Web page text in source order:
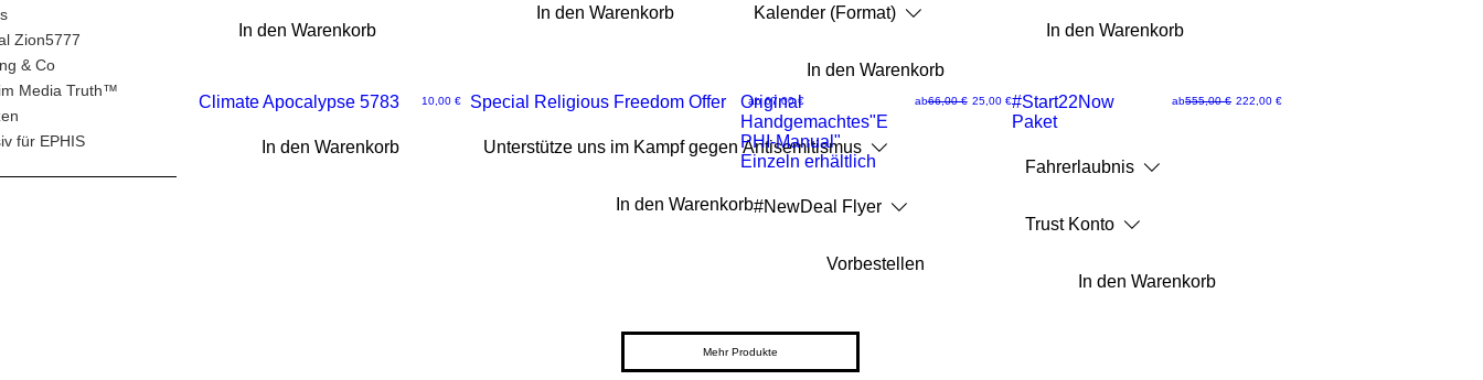
Zion5777
& Co
Media Truth™
für EPHIS
In den Warenkorb
In den Warenkorb Kalender (Format)
In den Warenkorb
In den Warenkorb
Climate Apocalypse 5783 Preis
10,00 €
In den Warenkorb
NEU
Special Religious Freedom Offer ab67,00 €
Sale-Preis
Unterstütze uns im Kampf gegen Antisemitismus
In den Warenkorb
Schnellansicht
NEU
Original
Handgemachtes"E
PHI-Manual"
Einzeln erhältlich
ab
Standardpreis
66,00 € 25,00 €
Sale-Preis
#NewDeal Flyer
Vorbestellen
Schnellansicht
Limitiertes #NewDeal SPECIAL
#Start22Now
Paket
ab
Standardpreis
555,00 € 222,00 €
Sale-Preis
Fahrerlaubnis
Trust Konto
In den Warenkorb
Mehr Produkte